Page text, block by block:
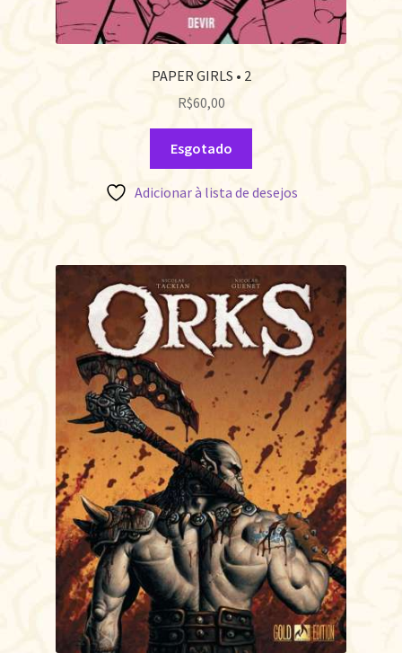
PAPER GIRLS • 2
R$60,00
Esgotado
Adicionar à lista de desejos